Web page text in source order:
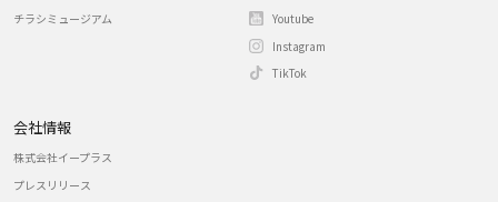
チラシミュージアム
Youtube
Instagram
TikTok
会社情報
株式会社イープラス
プレスリリース